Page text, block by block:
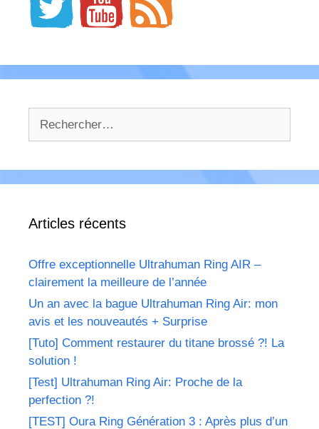
Articles récents
Offre exceptionnelle Ultrahuman Ring AIR –
clairement la meilleure de l’année
Un an avec la bague Ultrahuman Ring Air: mon
avis et les nouveautés + Surprise
[Tuto] Comment restaurer du titane brossé ?! La
solution !
[Test] Ultrahuman Ring Air: Proche de la
perfection ?!
[TEST] Oura Ring Génération 3 : Après plus d’un